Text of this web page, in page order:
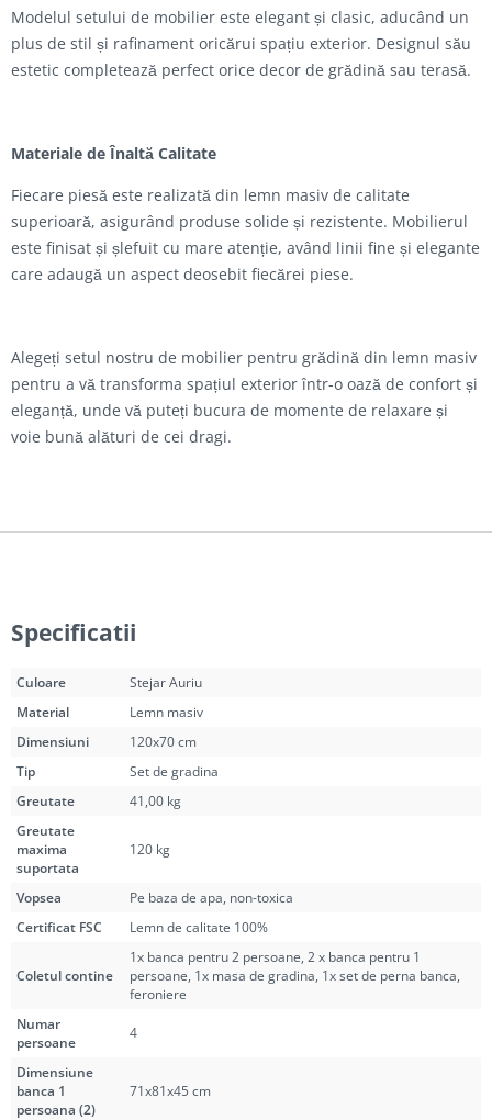
Modelul setului de mobilier este elegant și clasic, aducând un
plus de stil și rafinament oricărui spațiu exterior. Designul său
estetic completează perfect orice decor de grădină sau terasă.
Materiale de Înaltă Calitate
Fiecare piesă este realizată din lemn masiv de calitate
superioară, asigurând produse solide și rezistente. Mobilierul
este finisat și șlefuit cu mare atenție, având linii fine și elegante
care adaugă un aspect deosebit fiecărei piese.
Alegeți setul nostru de mobilier pentru grădină din lemn masiv
pentru a vă transforma spațiul exterior într-o oază de confort și
eleganță, unde vă puteți bucura de momente de relaxare și
voie bună alături de cei dragi.
Specificatii
Culoare
Stejar Auriu
Material
Lemn masiv
Dimensiuni
120x70 cm
Tip
Set de gradina
Greutate
41,00 kg
Greutate
maxima
suportata
120 kg
Vopsea
Pe baza de apa, non-toxica
Certificat FSC
Lemn de calitate 100%
Coletul contine
1x banca pentru 2 persoane, 2 x banca pentru 1
persoane, 1x masa de gradina, 1x set de perna banca,
feroniere
Numar
persoane
4
Dimensiune
banca 1
persoana (2)
71x81x45 cm